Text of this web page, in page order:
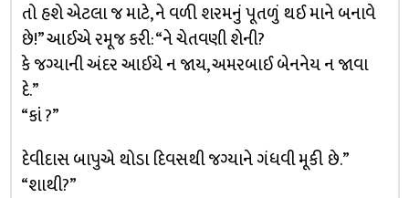
તો હશે એટલા જ માટે, ને વળી શરમનું પૂતળું થઈ માને બનાવે
છે!” આઈએ રમૂજ કરી: “ને ચેતવણી શેની?
કે જગ્યાની અંદર આઈયે ન જાય, અમરબાઈ બેનનેય ન જાવા
દે.”
“કાં ?”
દેવીદાસ બાપુએ થોડા દિવસથી જગ્યાને ગંધવી મૂકી છે.”
“શાથી?”